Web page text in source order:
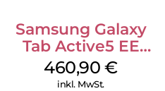
Samsung Galaxy
Tab Active5 EE
Wi-Fi 128 GB black
460,90€
inkl. MwSt.